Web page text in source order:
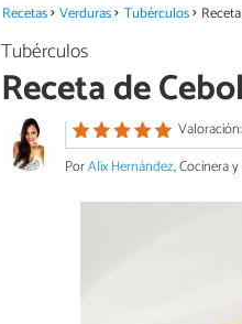
Recetas Verduras Tubérculos
Tubérculos
Receta de
PorAlix Hernández, Cocinera